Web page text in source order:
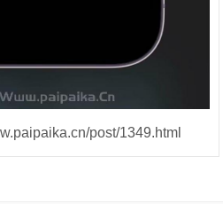
post/1349.html